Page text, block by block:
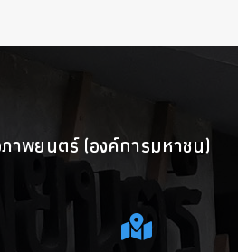
าพยนตร์ (องค์การมหาชน)